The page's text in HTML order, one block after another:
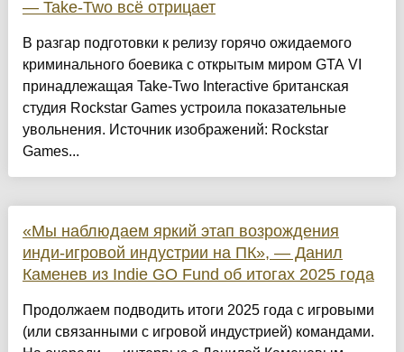
— Take-Two всё отрицает
В разгар подготовки к релизу горячо ожидаемого
криминального боевика с открытым миром GTA VI
принадлежащая Take-Two Interactive британская
студия Rockstar Games устроила показательные
увольнения. Источник изображений: Rockstar
Games...
«Мы наблюдаем яркий этап возрождения
инди-игровой индустрии на ПК», — Данил
Каменев из Indie GO Fund об итогах 2025 года
Продолжаем подводить итоги 2025 года с игровыми
(или связанными с игровой индустрией) командами.